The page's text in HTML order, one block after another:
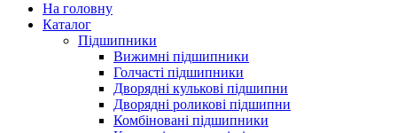
На головну
Каталог
Підшипники
Вижимні підшипники
Голчасті підшипники
Дворядні кулькові підшипни
Дворядні роликові підшипни
Комбіновані підшипники